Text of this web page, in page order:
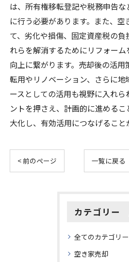
は、所有権移転登記や税務申告
に行う必要があります。また、空
て、劣化や損傷、固定資産税の負
れらを解消するためにリフォー
向上に繋がります。売却後の活
転用やリノベーション、さらに地
ースとしての活用も視野に入れら
ントを押さえ、計画的に進める
大化し、有効活用につなげること
< 前のページ 一覧に戻る
カテゴリー
全てのカテゴリー
空き家売却